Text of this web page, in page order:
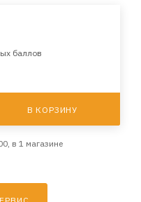
баллов
В КОРЗИНУ
в 1 магазине